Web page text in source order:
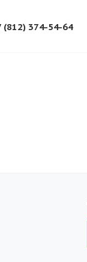
(812) 374-54-64